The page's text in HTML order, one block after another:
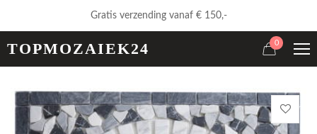
Gratis verzending vanaf € 150,-
TOPMOZAIEK24 0